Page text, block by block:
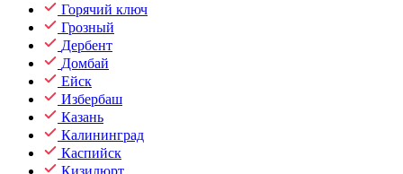
Горячий ключ
Грозный
Дербент
Домбай
Ейск
Избербаш
Казань
Калининград
Каспийск
Кизилюрт